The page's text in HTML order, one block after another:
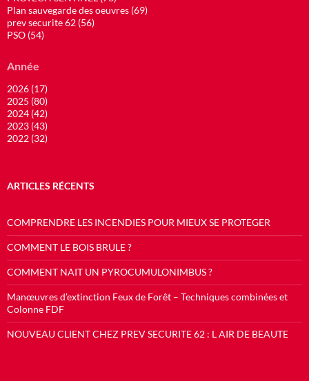
Plan sauvegarde des oeuvres (69)
prev securite 62 (56)
PSO (54)
Année
2026 (17)
2025 (80)
2024 (42)
2023 (43)
2022 (32)
ARTICLES RÉCENTS
COMPRENDRE LES INCENDIES POUR MIEUX SE PROTEGER
COMMENT LE BOIS BRULE ?
COMMENT NAIT UN PYROCUMULONIMBUS ?
Manœuvres d’extinction Feux de Forêt – Techniques combinées et
Colonne FDF
NOUVEAU CLIENT CHEZ PREV SECURITE 62 : L AIR DE BEAUTE